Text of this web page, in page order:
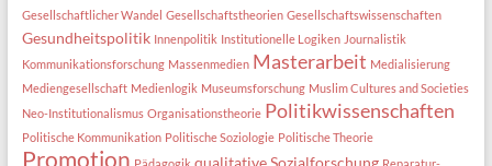
Gesellschaftlicher Wandel Gesellschaftstheorien Gesellschaftswissenschaften
Gesundheitspolitik Innenpolitik Institutionelle Logiken Journalistik
Kommunikationsforschung Massenmedien Masterarbeit Medialisierung
Mediengesellschaft Medienlogik Museumsforschung Muslim Cultures and Societies
Neo-Institutionalismus Organisationstheorie Politikwissenschaften
Politische Kommunikation Politische Soziologie Politische Theorie
Promotion Pädagogik qualitative Sozialforschung Reparatur-